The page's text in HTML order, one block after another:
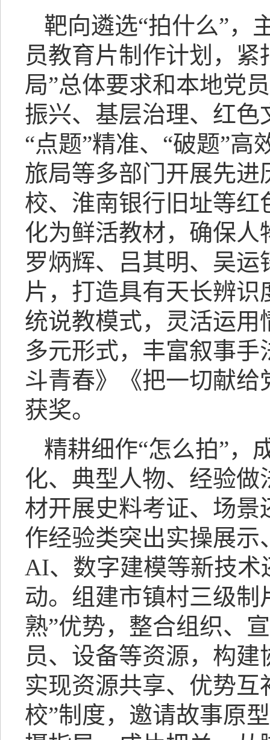
靶向遴选“拍什么”，
员教育片制作计划，
局”总体要求和本地党
振兴、基层治理、红色
“点题”精准、“破题”
旅局等多部门开展先
校、淮南银行旧址等
化为鲜活教材，确保
罗炳辉、吕其明、吴
片，打造具有天长辨
统说教模式，灵活运
多元形式，丰富叙事
斗青春》《把一切献
获奖。
精耕细作“怎么拍”，
化、典型人物、经验
材开展史料考证、场
作经验类突出实操展
AI、数字建模等新技
动。组建市镇村三级
熟”优势，整合组织、
员、设备等资源，构
实现资源共享、优势
校”制度，邀请故事原